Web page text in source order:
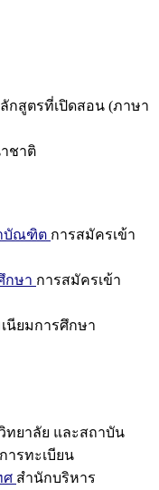
กสูตรที่เปิดสอน (ภาษา
ชาติ
บัณฑิต การสมัครเข้า
กษา การสมัครเข้า
นียมการศึกษา
ทยาลัย และสถาบัน
ารทะเบียน
ศ สำนักบริหาร